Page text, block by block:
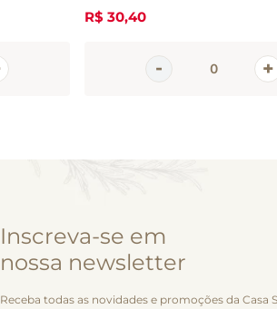
R$ 30,40
Inscreva-se em
nossa newsletter
Receba todas as novidades e promoções da Casa